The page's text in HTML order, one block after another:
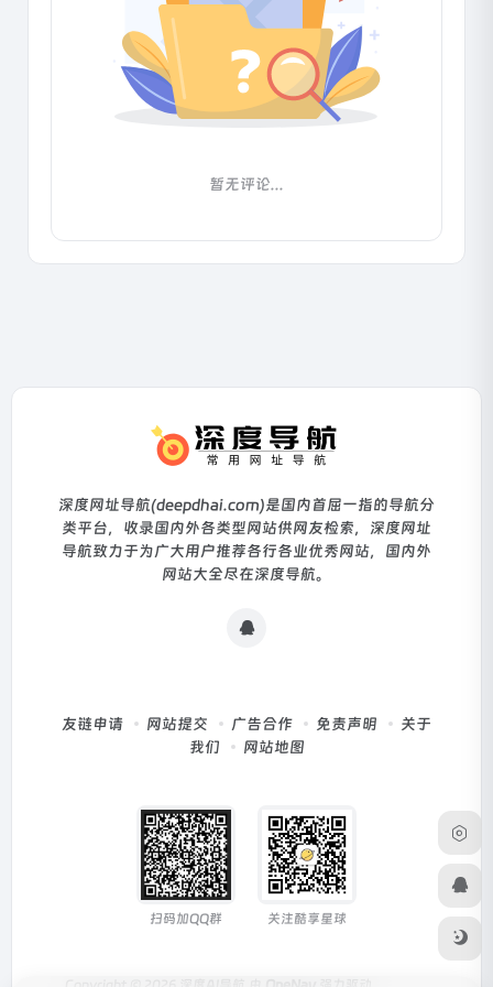
暂无评论...
深度网址导航(deepdhai.com)是国内首屈一指的导航分
类平台，收录国内外各类型网站供网友检索，深度网址
导航致力于为广大用户推荐各行各业优秀网站，国内外
网站大全尽在深度导航。
友链申请 网站提交 广告合作 免责声明
关于
我们
网站地图
扫码加QQ群 关注酷享星球